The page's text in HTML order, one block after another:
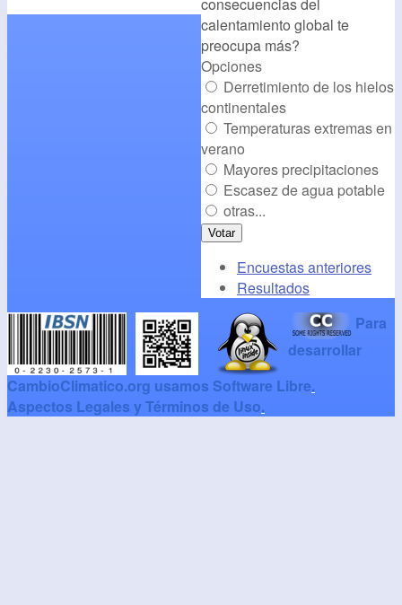
/></a>
consecuencias del
calentamiento global te
preocupa más?
Opciones
Derretimiento de los hielos
continentales
Temperaturas extremas en
verano
Mayores precipitaciones
Escasez de agua potable
otras...
Encuestas anteriores
Resultados
Para
desarrollar
CambioClimatico.org usamos Software Libre.
Aspectos Legales y Términos de Uso.